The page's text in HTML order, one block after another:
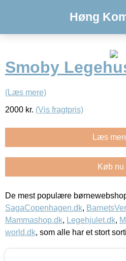
Høng
Smoby
(Læs mere)
2000 kr. (Vis fragtpris)
Læs
Køb nu
De mest populære
SagaCopenhagen.dk,
Mammashop.dk, Legehjulet.dk,
world.dk, som alle har et stort